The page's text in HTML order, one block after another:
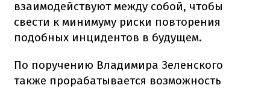
взаимодействуют между собой, чтобы
свести к минимуму риски повторения
подобных инцидентов в будущем.
По поручению Владимира Зеленского
также прорабатывается возможность